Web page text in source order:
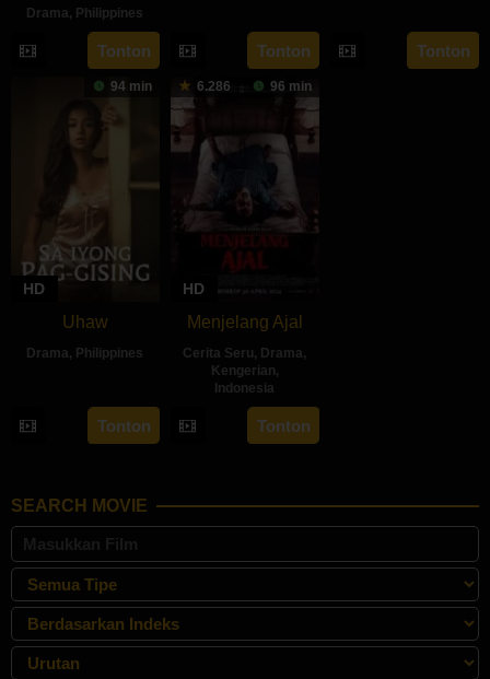
Drama, Philippines
16
Aug
2024
Marc
Misa
Tonton
27
Aug
2024
Ryan
Evangelista
Tonton
3
Sep
2024
JM
Nebres
Tonton
94 min
HD
Uhaw
Drama, Philippines
Aug
2024
Bonifacio
Tonton
6.286 96 min
HD
Menjelang Ajal
Cerita Seru, Drama,
Kengerian,
Indonesia
30
Apr
Hadrah
Daeng
Tonton
SEARCH MOVIE